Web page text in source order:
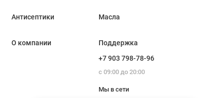
Антисептики Масла
О компании
Поддержка
+7 903 798-78-96
с 09:00 до 20:00
Мы в сети